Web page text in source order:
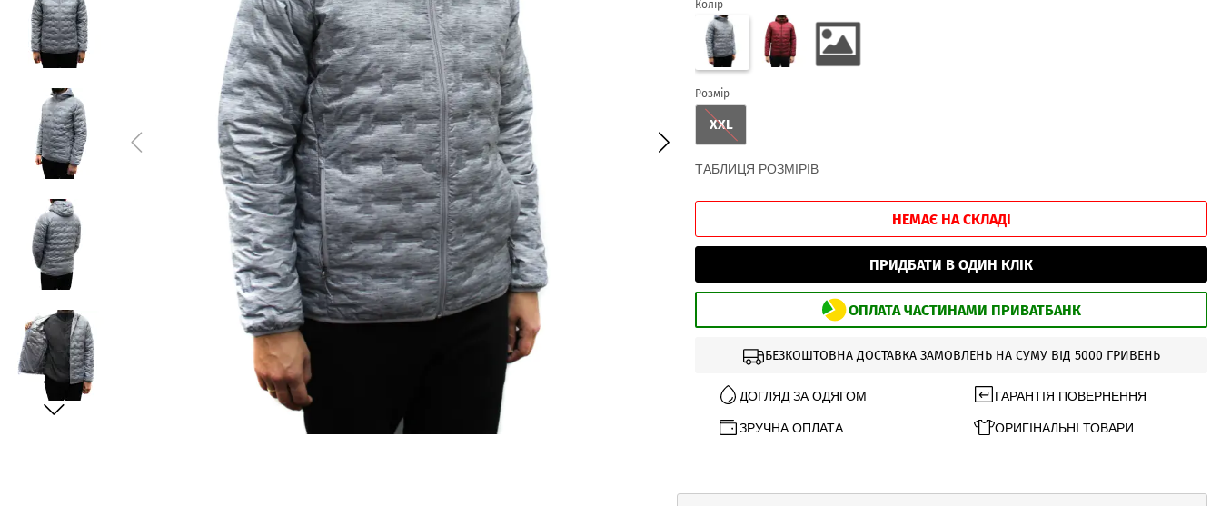
Колір
Розмір
XXL
ТАБЛИЦЯ РОЗМІРІВ
НЕМАЄ НА СКЛАДІ
ПРИДБАТИ В ОДИН КЛІК
ОПЛАТА ЧАСТИНАМИ ПРИВАТБАНК
БЕЗКОШТОВНА ДОСТАВКА ЗАМОВЛЕНЬ НА СУМУ ВІД 5000 ГРИВЕНЬ
ДОГЛЯД ЗА ОДЯГОМ ГАРАНТІЯ ПОВЕРНЕННЯ
ЗРУЧНА ОПЛАТА ОРИГІНАЛЬНІ ТОВАРИ